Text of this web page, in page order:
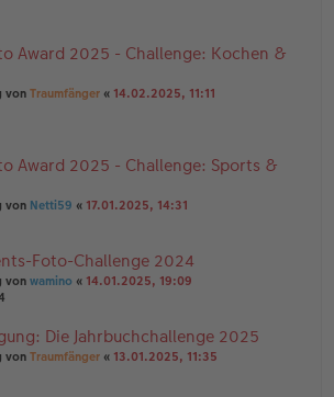
Award 2025 - Challenge: Kochen &
von Traumfänger « 14.02.2025, 11:11
Award 2025 - Challenge: Sports &
von Netti59 « 17.01.2025, 14:31
Foto-Challenge 2024
von wamino « 14.01.2025, 19:09
Die Jahrbuchchallenge 2025
von Traumfänger « 13.01.2025, 11:35